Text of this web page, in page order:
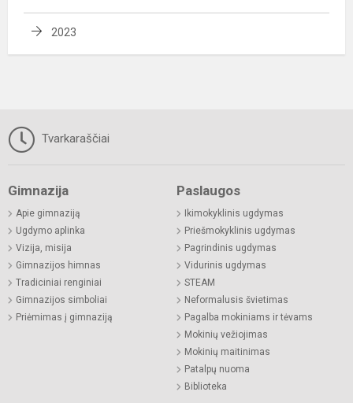
2023
Tvarkaraščiai
Gimnazija
Apie gimnaziją
Ugdymo aplinka
Vizija, misija
Gimnazijos himnas
Tradiciniai renginiai
Gimnazijos simboliai
Priėmimas į gimnaziją
Paslaugos
Ikimokyklinis ugdymas
Priešmokyklinis ugdymas
Pagrindinis ugdymas
Vidurinis ugdymas
STEAM
Neformalusis švietimas
Pagalba mokiniams ir tėvams
Mokinių vežiojimas
Mokinių maitinimas
Patalpų nuoma
Biblioteka